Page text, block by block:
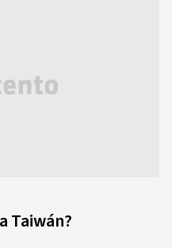
Taiwán?